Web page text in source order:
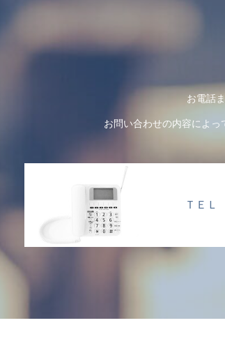
お電話
お問い合わせの内容によっ
ＴＥＬ